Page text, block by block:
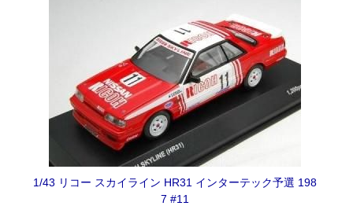
1/43 リコー スカイライン HR31 インターテック予選 198
7 #11